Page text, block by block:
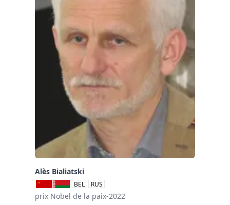
Alès Bialiatski
BEL RUS
prix Nobel de la paix-2022